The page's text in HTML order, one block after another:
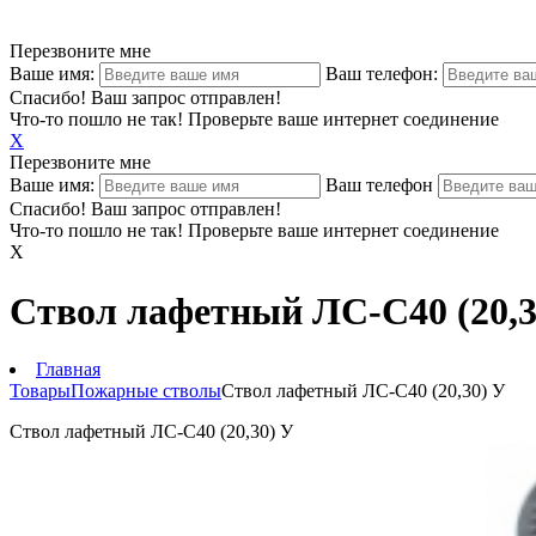
Перезвоните мне
Ваше имя:
Ваш телефон:
Спасибо! Ваш запрос отправлен!
Что-то пошло не так! Проверьте ваше интернет соединение
X
Перезвоните мне
Ваше имя:
Ваш телефон
Спасибо! Ваш запрос отправлен!
Что-то пошло не так! Проверьте ваше интернет соединение
X
Ствол лафетный ЛС-С40
Главная
ТоварыПожарные стволыСтвол лафетный ЛС-С40 (20,30) У
Ствол лафетный ЛС-С40 (20,30) У